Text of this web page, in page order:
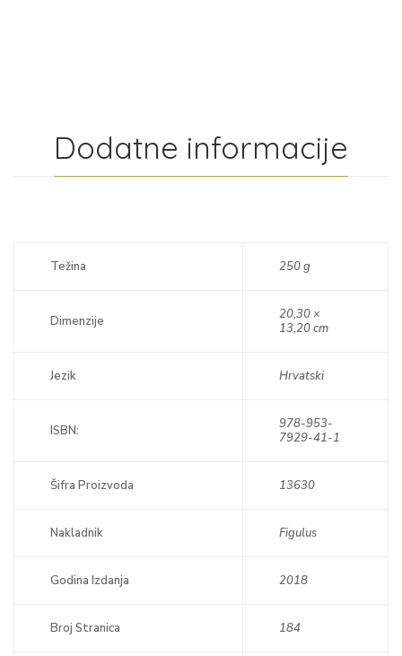
Dodatne informacije
Težina 250 g
Dimenzije
20,30 ×
13,20 cm
Jezik Hrvatski
ISBN:
978-953-
7929-41-1
Šifra Proizvoda 13630
Nakladnik Figulus
Godina Izdanja 2018
Broj Stranica 184